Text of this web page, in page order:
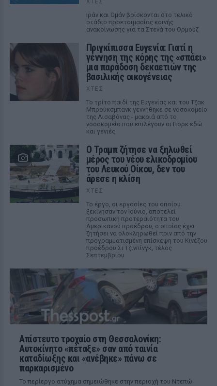
Ιράν και Ομάν βρίσκονται στο τελικό
στάδιο προετοιμασίας κοινής
ανακοίνωσης για τα Στενά του Ορμούζ
Πριγκίπισσα Ευγενία: Γιατί η
γέννηση της κόρης της «σπάει»
μια παράδοση δεκαετιών της
βασιλικής οικογένειας
ΧΤΕΣ
Το τρίτο παιδί της Ευγενίας και του Τζακ
Μπρούκσμπανκ γεννήθηκε σε νοσοκομείο
της Λισαβόνας - μακριά από το
νοσοκομείο που επιλέγουν οι Γιορκ εδώ
και γενιές.
Ο Τραμπ ζήτησε να ξηλωθεί
μέρος του νέου ελικοδρομίου
του Λευκού Οίκου, δεν του
άρεσε η κλίση
ΧΤΕΣ
Το έργο, οι εργασίες του οποίου
ξεκίνησαν τον Ιούνιο, αποτελεί
προσωπική προτεραιότητα του
Αμερικανού προέδρου, ο οποίος έχει
ζητήσει να ολοκληρωθεί πριν από την
προγραμματισμένη επίσκεψη του Κινέζου
προέδρου Σι Τζινπίνγκ, τέλος
Σεπτεμβρίου
Απίστευτο τροχαίο στη Θεσσαλονίκη:
Αυτοκίνητο «πέταξε» σαν από ταινία
καταδίωξης και «ανέβηκε» πάνω σε
παρκαρισμένο
Το περίεργο ατύχημα σημειώθηκε στην περιοχή του Ντεπώ